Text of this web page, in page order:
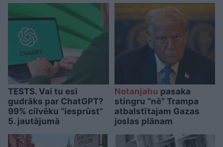
TESTS. Vai tu esi
gudrāks par ChatGPT?
99% cilvēku “iesprūst”
5. jautājumā
Netanjahu pasaka
stingru “nē” Trampa
atbalstītajam Gazas
joslas plānam